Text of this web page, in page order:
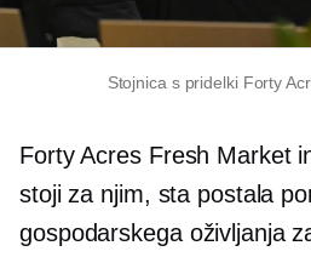
Stojnica s pridelki Forty
Forty Acres Fresh Market
stoji za njim, sta postala
gospodarskega oživljanja